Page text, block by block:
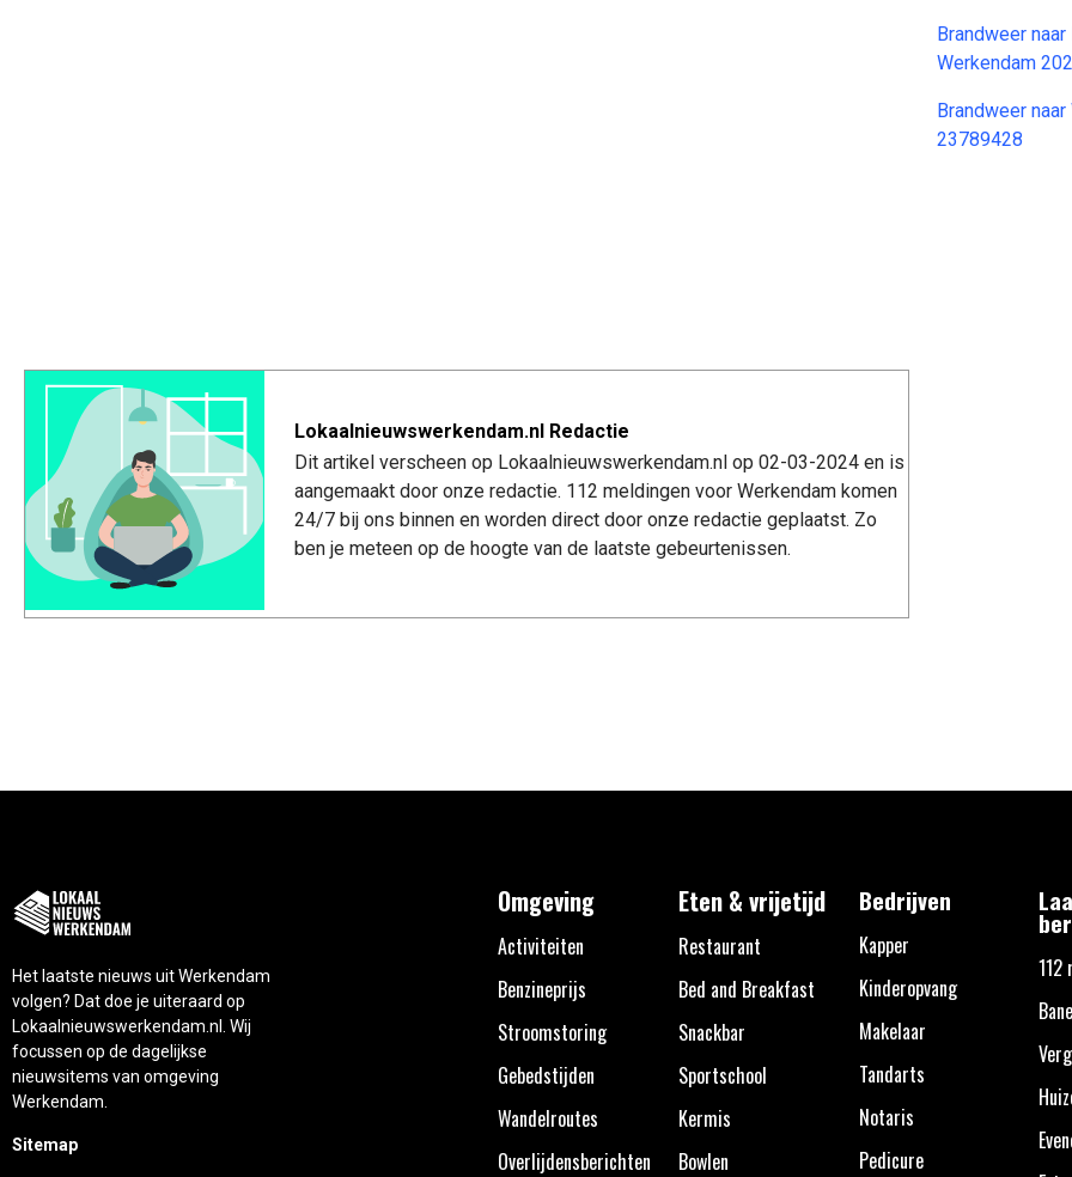
Brandweer
Werkendam
Brandweer
23789428
Lokaalnieuwswerkendam.nl Redactie
Dit artikel verscheen op Lokaalnieuwswerkendam.nl op 02-03-2024 en is
aangemaakt door onze redactie. 112 meldingen voor Werkendam komen
24/7 bij ons binnen en worden direct door onze redactie geplaatst. Zo
ben je meteen op de hoogte van de laatste gebeurtenissen.
Het laatste nieuws uit Werkendam
volgen? Dat doe je uiteraard op
Lokaalnieuwswerkendam.nl. Wij
focussen op de dagelijkse
nieuwsitems van omgeving
Werkendam.
Sitemap
Omgeving
Activiteiten
Benzineprijs
Stroomstoring
Gebedstijden
Wandelroutes
Overlijdensberichten
Eten & vrijetijd
Restaurant
Bed and Breakfast
Snackbar
Sportschool
Kermis
Bowlen
Bedrijven
Kapper
Kinderopvang
Makelaar
Tandarts
Notaris
Pedicure
112